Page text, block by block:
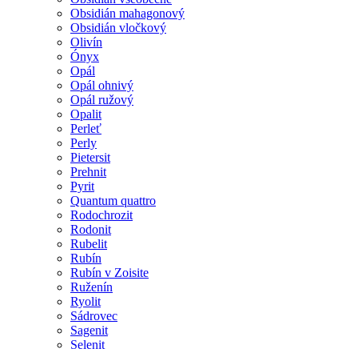
Obsidián mahagonový
Obsidián vločkový
Olivín
Ónyx
Opál
Opál ohnivý
Opál ružový
Opalit
Perleť
Perly
Pietersit
Prehnit
Pyrit
Quantum quattro
Rodochrozit
Rodonit
Rubelit
Rubín
Rubín v Zoisite
Ruženín
Ryolit
Sádrovec
Sagenit
Selenit